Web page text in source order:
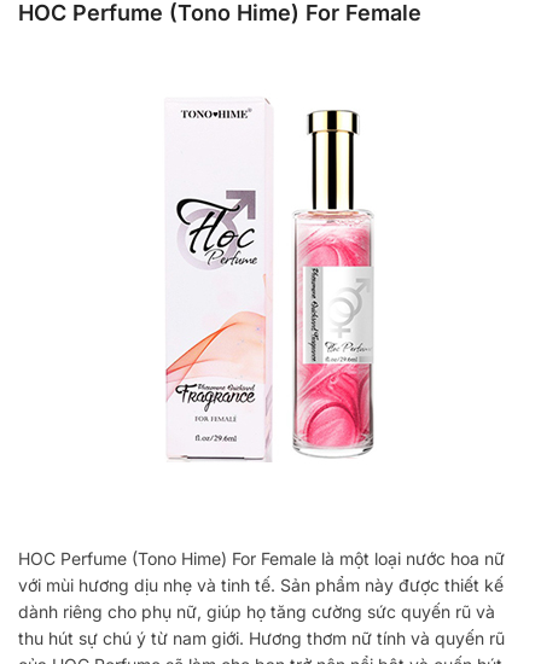
HOC Perfume (Tono Hime) For Female
HOC Perfume (Tono Hime) For Female là một loại nước hoa nữ
với mùi hương dịu nhẹ và tinh tế. Sản phẩm này được thiết kế
dành riêng cho phụ nữ, giúp họ tăng cường sức quyến rũ và
thu hút sự chú ý từ nam giới. Hương thơm nữ tính và quyến rũ